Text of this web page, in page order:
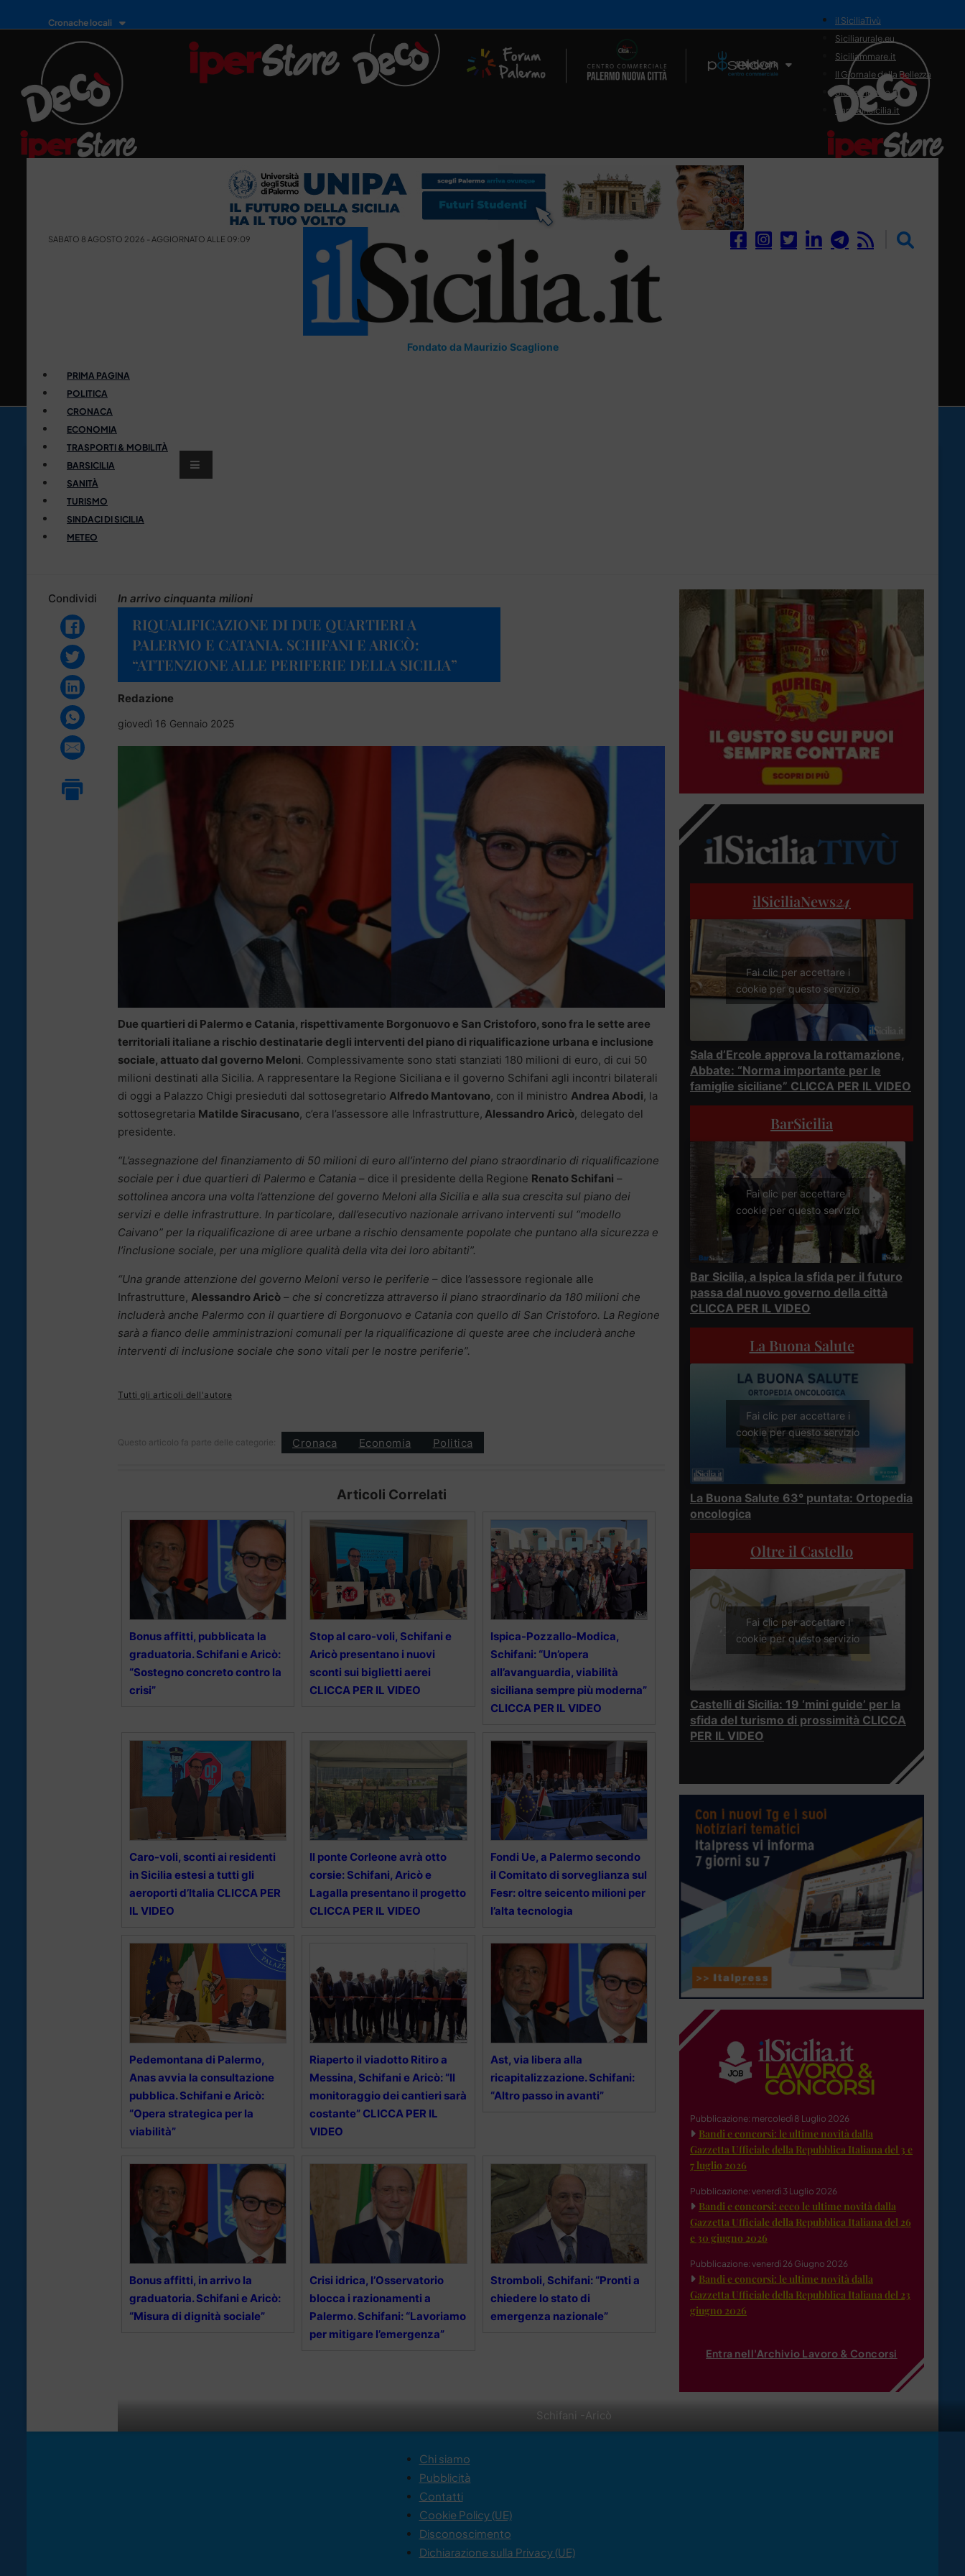
Cronache locali
Il Network
il SiciliaTivù
Siciliarurale.eu
Siciliammare.it
Il Giornale della Bellezza
Siciliamedica.it
Sanitainsicilia.it
SABATO 8 AGOSTO 2026 - AGGIORNATO ALLE 09:09
Fondato da Maurizio Scaglione
PRIMA PAGINA
POLITICA
CRONACA
ECONOMIA
TRASPORTI & MOBILITÀ
BARSICILIA
SANITÀ
TURISMO
SINDACI DI SICILIA
METEO
Condividi In arrivo cinquanta milioni
RIQUALIFICAZIONE DI DUE QUARTIERI A
PALERMO E CATANIA. SCHIFANI E ARICÒ:
“ATTENZIONE ALLE PERIFERIE DELLA SICILIA”
Redazione
giovedì 16 Gennaio 2025
Schifani -Aricò
Due quartieri di Palermo e Catania, rispettivamente Borgonuovo e San Cristoforo, sono fra le sette aree
territoriali italiane a rischio destinatarie degli interventi del piano di riqualificazione urbana e inclusione
sociale, attuato dal governo Meloni. Complessivamente sono stati stanziati 180 milioni di euro, di cui 50
milioni destinati alla Sicilia. A rappresentare la Regione Siciliana e il governo Schifani agli incontri bilaterali
di oggi a Palazzo Chigi presieduti dal sottosegretario Alfredo Mantovano, con il ministro Andrea Abodi, la
sottosegretaria Matilde Siracusano, c’era l’assessore alle Infrastrutture, Alessandro Aricò, delegato del
presidente.
“L’assegnazione del finanziamento di 50 milioni di euro all’interno del piano straordinario di riqualificazione
sociale per i due quartieri di Palermo e Catania – dice il presidente della Regione Renato Schifani –
sottolinea ancora una volta l’attenzione del governo Meloni alla Sicilia e alla sua crescita sul piano dei
servizi e delle infrastrutture. In particolare, dall’esecutivo nazionale arrivano interventi sul “modello
Caivano” per la riqualificazione di aree urbane a rischio densamente popolate che puntano alla sicurezza e
l’inclusione sociale, per una migliore qualità della vita dei loro abitanti”.
“Una grande attenzione del governo Meloni verso le periferie – dice l’assessore regionale alle
Infrastrutture, Alessandro Aricò – che si concretizza attraverso il piano straordinario da 180 milioni che
includerà anche Palermo con il quartiere di Borgonuovo e Catania con quello di San Cristoforo. La Regione
sarà a fianco delle amministrazioni comunali per la riqualificazione di queste aree che includerà anche
interventi di inclusione sociale che sono vitali per le nostre periferie”.
Tutti gli articoli dell'autore
Questo articolo fa parte delle categorie: Cronaca Economia Politica
Articoli Correlati
Bonus affitti, pubblicata la
graduatoria. Schifani e Aricò:
“Sostegno concreto contro la
crisi”
Stop al caro-voli, Schifani e
Aricò presentano i nuovi
sconti sui biglietti aerei
CLICCA PER IL VIDEO
Ispica-Pozzallo-Modica,
Schifani: “Un’opera
all’avanguardia, viabilità
siciliana sempre più moderna”
CLICCA PER IL VIDEO
Caro-voli, sconti ai residenti
in Sicilia estesi a tutti gli
aeroporti d’Italia CLICCA PER
IL VIDEO
Il ponte Corleone avrà otto
corsie: Schifani, Aricò e
Lagalla presentano il progetto
CLICCA PER IL VIDEO
Fondi Ue, a Palermo secondo
il Comitato di sorveglianza sul
Fesr: oltre seicento milioni per
l’alta tecnologia
Pedemontana di Palermo,
Anas avvia la consultazione
pubblica. Schifani e Aricò:
“Opera strategica per la
viabilità”
Riaperto il viadotto Ritiro a
Messina, Schifani e Aricò: “Il
monitoraggio dei cantieri sarà
costante” CLICCA PER IL
VIDEO
Ast, via libera alla
ricapitalizzazione. Schifani:
“Altro passo in avanti”
Bonus affitti, in arrivo la
graduatoria. Schifani e Aricò:
“Misura di dignità sociale”
Crisi idrica, l’Osservatorio
blocca i razionamenti a
Palermo. Schifani: “Lavoriamo
per mitigare l’emergenza”
Stromboli, Schifani: “Pronti a
chiedere lo stato di
emergenza nazionale”
ilSiciliaNews24
Fai clic per accettare i
cookie per questo servizio
Sala d’Ercole approva la rottamazione,
Abbate: “Norma importante per le
famiglie siciliane” CLICCA PER IL VIDEO
BarSicilia
Fai clic per accettare i
cookie per questo servizio
Bar Sicilia, a Ispica la sfida per il futuro
passa dal nuovo governo della città
CLICCA PER IL VIDEO
La Buona Salute
Fai clic per accettare i
cookie per questo servizio
La Buona Salute 63° puntata: Ortopedia
oncologica
Oltre il Castello
Fai clic per accettare i
cookie per questo servizio
Castelli di Sicilia: 19 ‘mini guide’ per la
sfida del turismo di prossimità CLICCA
PER IL VIDEO
Pubblicazione: mercoledì 8 Luglio 2026
Bandi e concorsi: le ultime novità dalla
Gazzetta Ufficiale della Repubblica Italiana del 3 e
7 luglio 2026
Pubblicazione: venerdì 3 Luglio 2026
Bandi e concorsi: ecco le ultime novità dalla
Gazzetta Ufficiale della Repubblica Italiana del 26
e 30 giugno 2026
Pubblicazione: venerdì 26 Giugno 2026
Bandi e concorsi: le ultime novità dalla
Gazzetta Ufficiale della Repubblica Italiana del 23
giugno 2026
Entra nell'Archivio Lavoro & Concorsi
Chi siamo
Pubblicità
Contatti
Cookie Policy (UE)
Disconoscimento
Dichiarazione sulla Privacy (UE)